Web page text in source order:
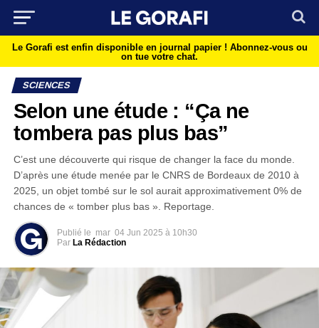
Le Gorafi est enfin disponible en journal papier ! Abonnez-vous ou
on tue votre chat.
SCIENCES
Selon une étude : “Ça ne
tombera pas plus bas”
C’est une découverte qui risque de changer la face du monde.
D’après une étude menée par le CNRS de Bordeaux de 2010 à
2025, un objet tombé sur le sol aurait approximativement 0% de
chances de « tomber plus bas ». Reportage.
Publié le mar 04 Jun 2025 à 10h30
Par La Rédaction